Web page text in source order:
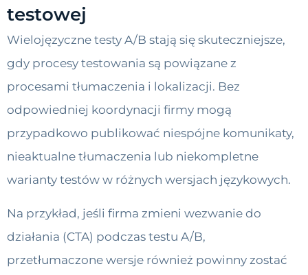
testowej
Wielojęzyczne testy A/B stają się skuteczniejsze,
gdy procesy testowania są powiązane z
procesami tłumaczenia i lokalizacji. Bez
odpowiedniej koordynacji firmy mogą
przypadkowo publikować niespójne komunikaty,
nieaktualne tłumaczenia lub niekompletne
warianty testów w różnych wersjach językowych.
Na przykład, jeśli firma zmieni wezwanie do
działania (CTA) podczas testu A/B,
przetłumaczone wersje również powinny zostać